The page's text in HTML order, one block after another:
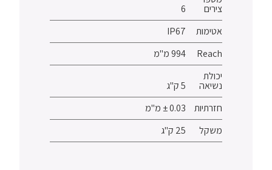
צירים
6
אטימות
IP67
Reach
994 מ"מ
יכולת
נשיאה
5 ק"ג
חזרתיות
0.03 ± מ"מ
משקל
25 ק"ג